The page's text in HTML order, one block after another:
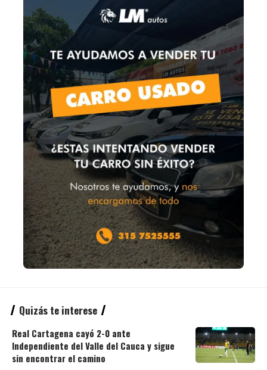
Quizás te interese
Real Cartagena cayó 2-0 ante
Independiente del Valle del Cauca y sigue
sin encontrar el camino